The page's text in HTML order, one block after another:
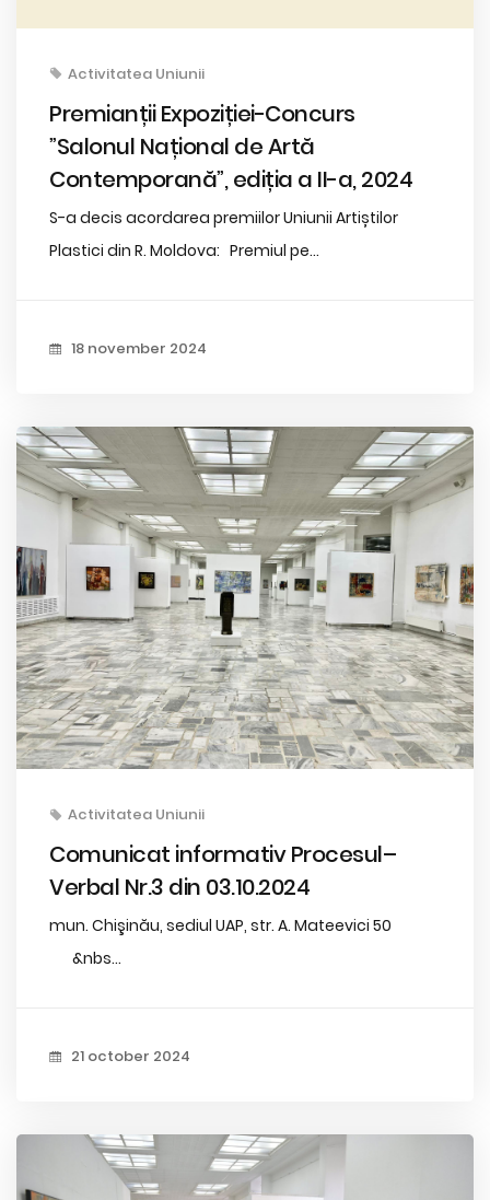
Activitatea Uniunii
Premianții Expoziției-Concurs
”Salonul Național de Artă
Contemporană”, ediția a II-a, 2024
S-a decis acordarea premiilor Uniunii Artiștilor
Plastici din R. Moldova: Premiul pe...
18 november 2024
Activitatea Uniunii
Comunicat informativ Procesul–
Verbal Nr.3 din 03.10.2024
mun. Chişinău, sediul UAP, str. A. Mateevici 50
&nbs...
21 october 2024